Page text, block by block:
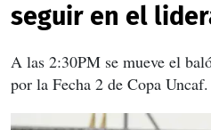
seguir en el
A las 2:30PM se mueve el
por la Fecha 2 de Copa Uncaf.